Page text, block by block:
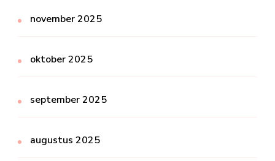
november 2025
oktober 2025
september 2025
augustus 2025